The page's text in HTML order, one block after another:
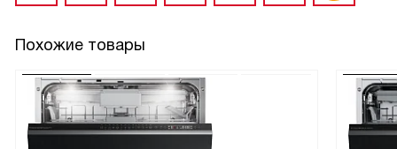
Похожие товары